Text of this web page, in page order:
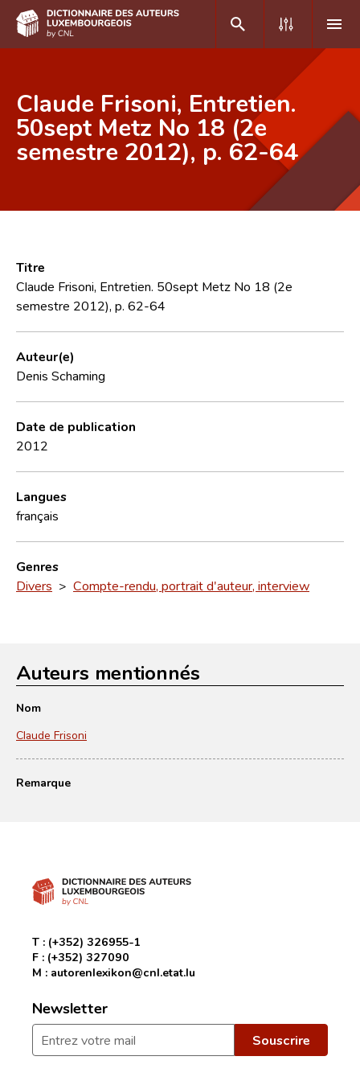
DE FR
Accueil
Recherche avancée
CNL
Équipe scientifique
Claude Frisoni, Entretien.
50sept Metz No 18 (2e
semestre 2012), p. 62-64
Titre
Claude Frisoni, Entretien. 50sept Metz No 18 (2e
semestre 2012), p. 62-64
Auteur(e)
Denis Schaming
Date de publication
2012
Langues
français
Genres
Divers > Compte-rendu, portrait d'auteur, interview
Auteurs mentionnés
Nom
Claude Frisoni
Remarque
T : (+352) 326955-1
F : (+352) 327090
M : autorenlexikon@cnl.etat.lu
Newsletter